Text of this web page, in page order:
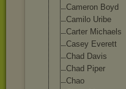
Cameron Boyd
Camilo Uribe
Carter Michaels
Casey Everett
Chad Davis
Chad Piper
Chao